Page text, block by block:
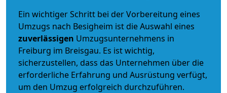
Ein wichtiger Schritt bei der Vorbereitung eines
Umzugs nach Besigheim ist die Auswahl eines
zuverlässigen Umzugsunternehmens in
Freiburg im Breisgau. Es ist wichtig,
sicherzustellen, dass das Unternehmen über die
erforderliche Erfahrung und Ausrüstung verfügt,
um den Umzug erfolgreich durchzuführen.